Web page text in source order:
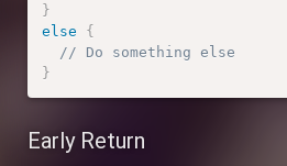
}
else
{
// Do something else
}
Early Return